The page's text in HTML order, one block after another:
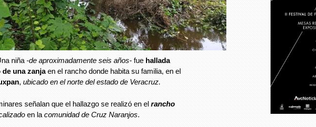
niña -de aproximadamente seis años- fue hallada
una zanjaen el rancho donde habita su familia, en el
, ubicado en el norte del estado de Veracruz.
señalan que el hallazgo se realizó en el rancho
en la comunidad de Cruz Naranjos.